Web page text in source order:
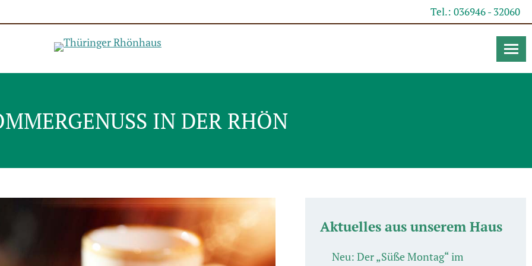
Tel.: 036946 - 32060
IN DER RHÖN
Aktuelles aus unserem Haus
Neu: Der „Süße Montag“ im